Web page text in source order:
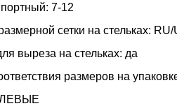
7-12
сетки на стельках:
выреза на стельках: да
размеров на